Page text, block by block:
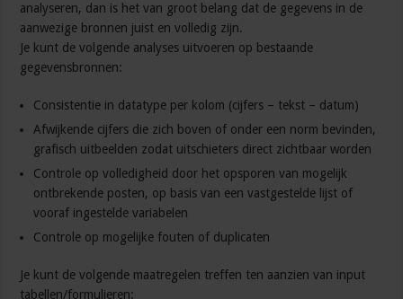
analyseren, dan is het van groot belang dat de gegevens in de
aanwezige bronnen juist en volledig zijn.
Je kunt de volgende analyses uitvoeren op bestaande
gegevensbronnen:
Consistentie in datatype per kolom (cijfers – tekst – datum)
Afwijkende cijfers die zich boven of onder een norm bevinden,
grafisch uitbeelden zodat uitschieters direct zichtbaar worden
Controle op volledigheid door het opsporen van mogelijk
ontbrekende posten, op basis van een vastgestelde lijst of
vooraf ingestelde variabelen
Controle op mogelijke fouten of duplicaten
Je kunt de volgende maatregelen treffen ten aanzien van input
tabellen/formulieren: